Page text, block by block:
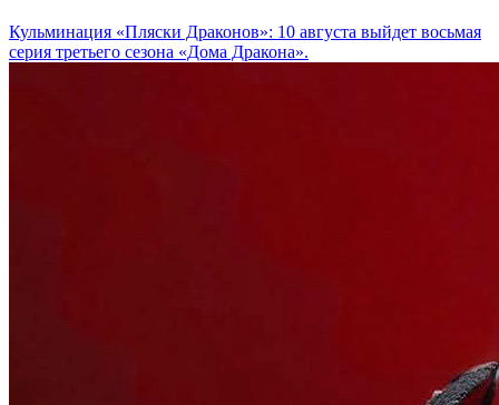
Кульминация «Пляски Драконов»: 10 августа выйдет восьмая
серия третьего сезона «Дома Дракона».